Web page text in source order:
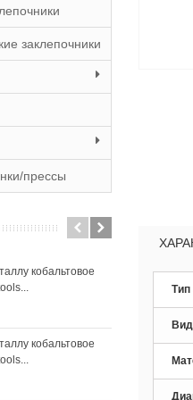
заклепочники
прессы
кобальтовое
кобальтовое
410
285
Тип